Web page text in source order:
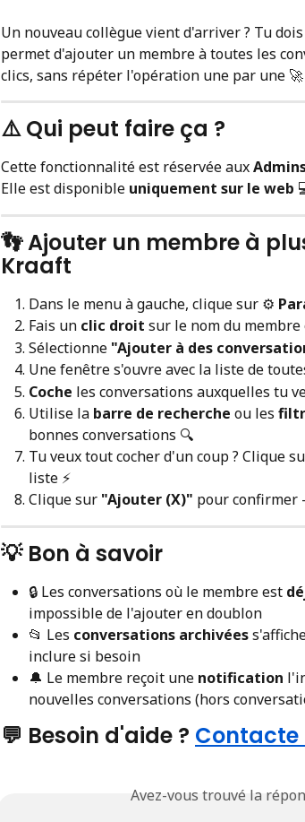
Un nouveau collègue vient d'arriver ? Tu
permet d'ajouter un membre à toutes les
clics, sans répéter l'opération une par une 🚀
⚠️ Qui peut faire ça ?
Cette fonctionnalité est réservée aux
Elle est disponible uniquement sur le web
👣 Ajouter un membre à
Kraaft
Dans le menu à gauche, clique sur ⚙️
Fais un clic droit sur le nom du membre
Sélectionne "Ajouter à des
Une fenêtre s'ouvre avec la liste de
Coche les conversations auxquelles tu
Utilise la barre de recherche ou les
bonnes conversations 🔍
Tu veux tout cocher d'un coup ? Clique
liste ⚡
Clique sur "Ajouter (X)" pour confirmer
💡 Bon à savoir
🔒 Les conversations où le membre est
impossible de l'ajouter en doublon
📂 Les conversations archivées
inclure si besoin
🔔 Le membre reçoit une notification
nouvelles conversations (hors
💬 Besoin d'aide ? Contacte
Avez-vous trouvé la